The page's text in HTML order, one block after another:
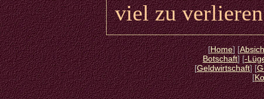
viel zu
[Home] [
Botschaft] [-
[Geldwirtschaft] [
[